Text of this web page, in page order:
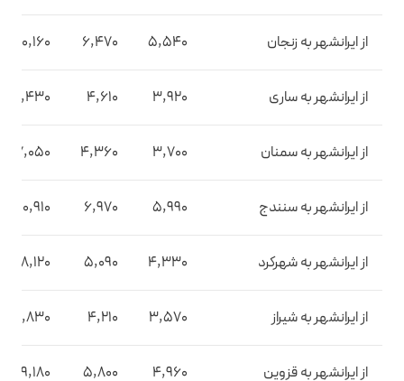
از ایرانشهر به زنجان 5,540
6,470
10,160
از ایرانشهر به ساری 3,920
4,610
7,430
از ایرانشهر به سمنان 3,700
4,360
7,050
از ایرانشهر به سنندج 5,990
6,970
10,910
از ایرانشهر به شهرکرد 4,330
5,090
8,120
از ایرانشهر به شیراز 3,570
4,210
6,830
از ایرانشهر به قزوین 4,960
5,800
9,180